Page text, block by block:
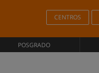
CENTROS
POSGRADO